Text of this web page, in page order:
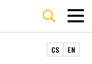
CS EN